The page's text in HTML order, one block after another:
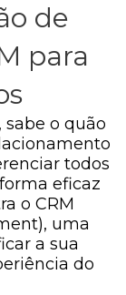
de
para
sabe o quão
todos
eficaz
o CRM
uma
a sua
do